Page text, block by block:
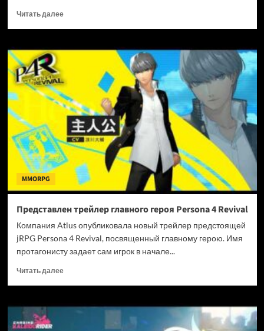
Читать далееПрочитать
Brave
Frontier
Origin
анонсирована
под
лозунгом
возвращения
к
истокам
MMORPG
Представлен трейлер главного героя Persona 4 Revival
Компания Atlus опубликовала новый трейлер предстоящей
jRPG Persona 4 Revival, посвященный главному герою. Имя
протагонисту задает сам игрок в начале...
Читать далееПрочитать